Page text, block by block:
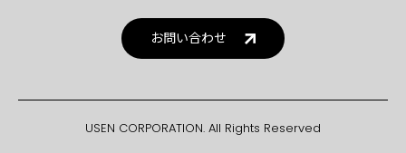
お問い合わせ
USEN CORPORATION. All Rights Reserved